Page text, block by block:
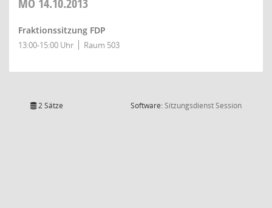
MO 14.10.2013
Fraktionssitzung FDP
13:00-15:00 Uhr Raum 503
2 Sätze Software:SitzungsdienstSession(Wird in